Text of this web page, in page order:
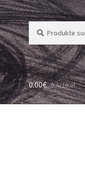
Suchen
nach:
Suchen
0.00€ 0 Artikel